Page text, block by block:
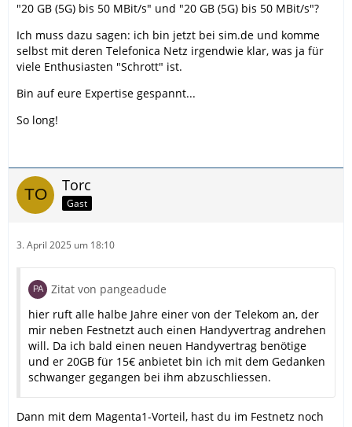
"20 GB (5G) bis 50 MBit/s" und "20 GB (5G) bis 50 MBit/s"?
Ich muss dazu sagen: ich bin jetzt bei sim.de und komme
selbst mit deren Telefonica Netz irgendwie klar, was ja für
viele Enthusiasten "Schrott" ist.
Bin auf eure Expertise gespannt...
So long!
Torc
Gast
3. April 2025 um 18:10
Zitat von pangeadude
hier ruft alle halbe Jahre einer von der Telekom an, der
mir neben Festnetzt auch einen Handyvertrag andrehen
will. Da ich bald einen neuen Handyvertrag benötige
und er 20GB für 15€ anbietet bin ich mit dem Gedanken
schwanger gegangen bei ihm abzuschliessen.
Dann mit dem Magenta1-Vorteil, hast du im Festnetz noch